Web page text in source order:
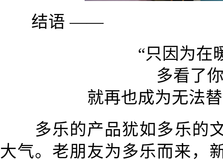
结语 ——
“只因为在
多看了
就再也成为无法
多乐的产品犹如多乐的
大气。老朋友为多乐而来，